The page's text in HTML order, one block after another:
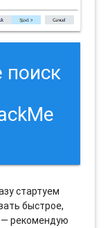
поиск
стартуем
быстрое,
— рекомендую